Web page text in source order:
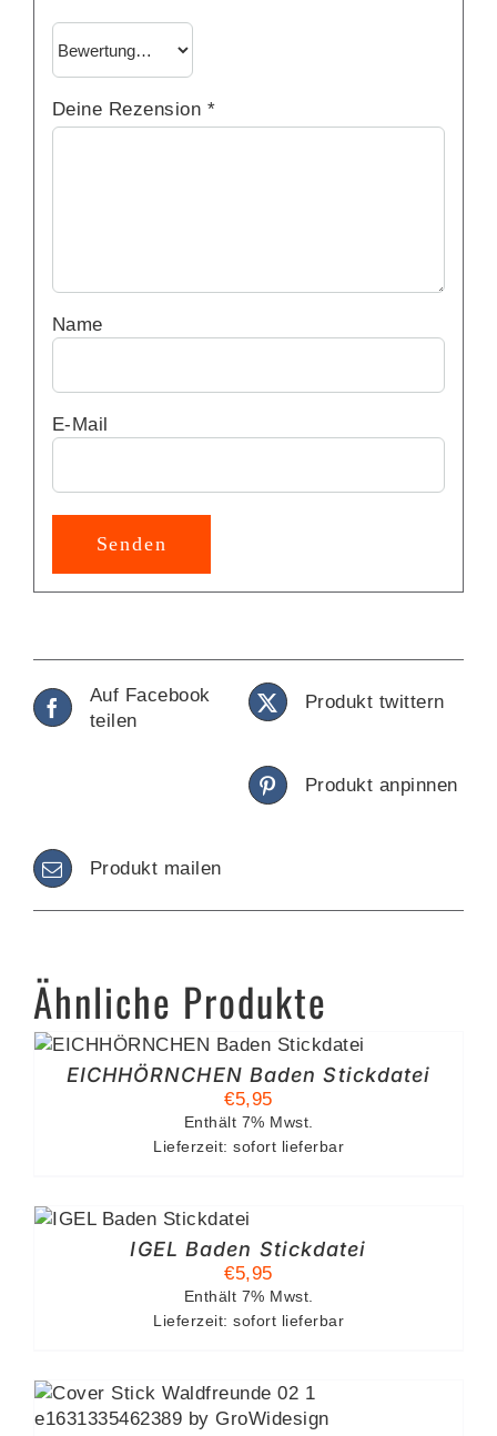
Deine Rezension *
Name
E-Mail
Auf Facebook
teilen
Produkt twittern
Produkt anpinnen
Produkt mailen
Ähnliche Produkte
EICHHÖRNCHEN Baden Stickdatei
€5,95
Enthält 7% Mwst.
Lieferzeit: sofort lieferbar
IGEL Baden Stickdatei
€5,95
Enthält 7% Mwst.
Lieferzeit: sofort lieferbar